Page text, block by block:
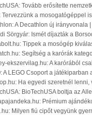
Tovább erősítette
Tervezzünk a mosogatógéppel
A Decathlon új irányvonala
Sörgyár: Ismét díjazták a
Tippek a mosógép
Segítség a karórák
ekszervilag.hu: A karórából
A LEGO Csoport a
Ha egyedi szeretnél
BioTechUSA boltja az
Prémium
Milyen fiú cipőt vegyünk